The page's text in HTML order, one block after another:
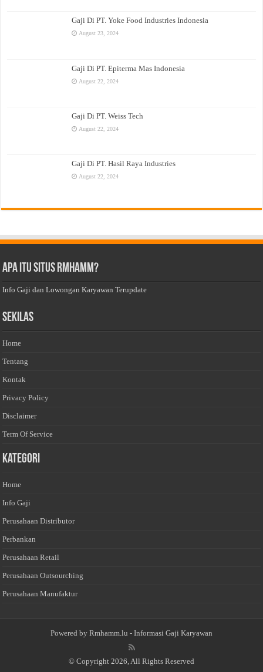
Gaji Di PT. Yoke Food Industries Indonesia
August 23, 2024
Gaji Di PT. Epiterma Mas Indonesia
August 22, 2024
Gaji Di PT. Weiss Tech
August 22, 2024
Gaji Di PT. Hasil Raya Industries
August 22, 2024
Apa Itu Situs Rmhamm?
Info Gaji dan Lowongan Karyawan Terupdate
Sekilas
Home
Tentang
Kontak
Privacy Policy
Disclaimer
Term Of Service
Kategori
Home
Info Gaji
Perusahaan Distributor
Perbankan
Perusahaan Retail
Perusahaan Outsourching
Perusahaan Manufaktur
Powered by Rmhamm.lu - Informasi Gaji Karyawan
© Copyright 2026, All Rights Reserved